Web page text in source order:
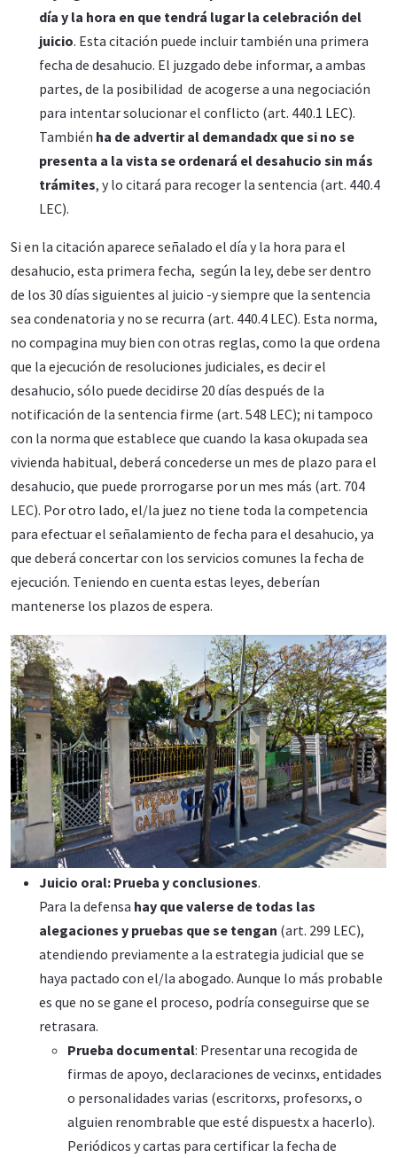
día y la hora en que tendrá lugar la celebración del
juicio. Esta citación puede incluir también una primera
fecha de desahucio. El juzgado debe informar, a ambas
partes, de la posibilidad de acogerse a una negociación
para intentar solucionar el conflicto (art. 440.1 LEC).
También ha de advertir al demandadx que si no se
presenta a la vista se ordenará el desahucio sin más
trámites, y lo citará para recoger la sentencia (art. 440.4
LEC).
Si en la citación aparece señalado el día y la hora para el
desahucio, esta primera fecha, según la ley, debe ser dentro
de los 30 días siguientes al juicio -y siempre que la sentencia
sea condenatoria y no se recurra (art. 440.4 LEC). Esta norma,
no compagina muy bien con otras reglas, como la que ordena
que la ejecución de resoluciones judiciales, es decir el
desahucio, sólo puede decidirse 20 días después de la
notificación de la sentencia firme (art. 548 LEC); ni tampoco
con la norma que establece que cuando la kasa okupada sea
vivienda habitual, deberá concederse un mes de plazo para el
desahucio, que puede prorrogarse por un mes más (art. 704
LEC). Por otro lado, el/la juez no tiene toda la competencia
para efectuar el señalamiento de fecha para el desahucio, ya
que deberá concertar con los servicios comunes la fecha de
ejecución. Teniendo en cuenta estas leyes, deberían
mantenerse los plazos de espera.
Juicio oral: Prueba y conclusiones.
Para la defensa hay que valerse de todas las
alegaciones y pruebas que se tengan (art. 299 LEC),
atendiendo previamente a la estrategia judicial que se
haya pactado con el/la abogado. Aunque lo más probable
es que no se gane el proceso, podría conseguirse que se
retrasara.
Prueba documental: Presentar una recogida de
firmas de apoyo, declaraciones de vecinxs, entidades
o personalidades varias (escritorxs, profesorxs, o
alguien renombrable que esté dispuestx a hacerlo).
Periódicos y cartas para certificar la fecha de